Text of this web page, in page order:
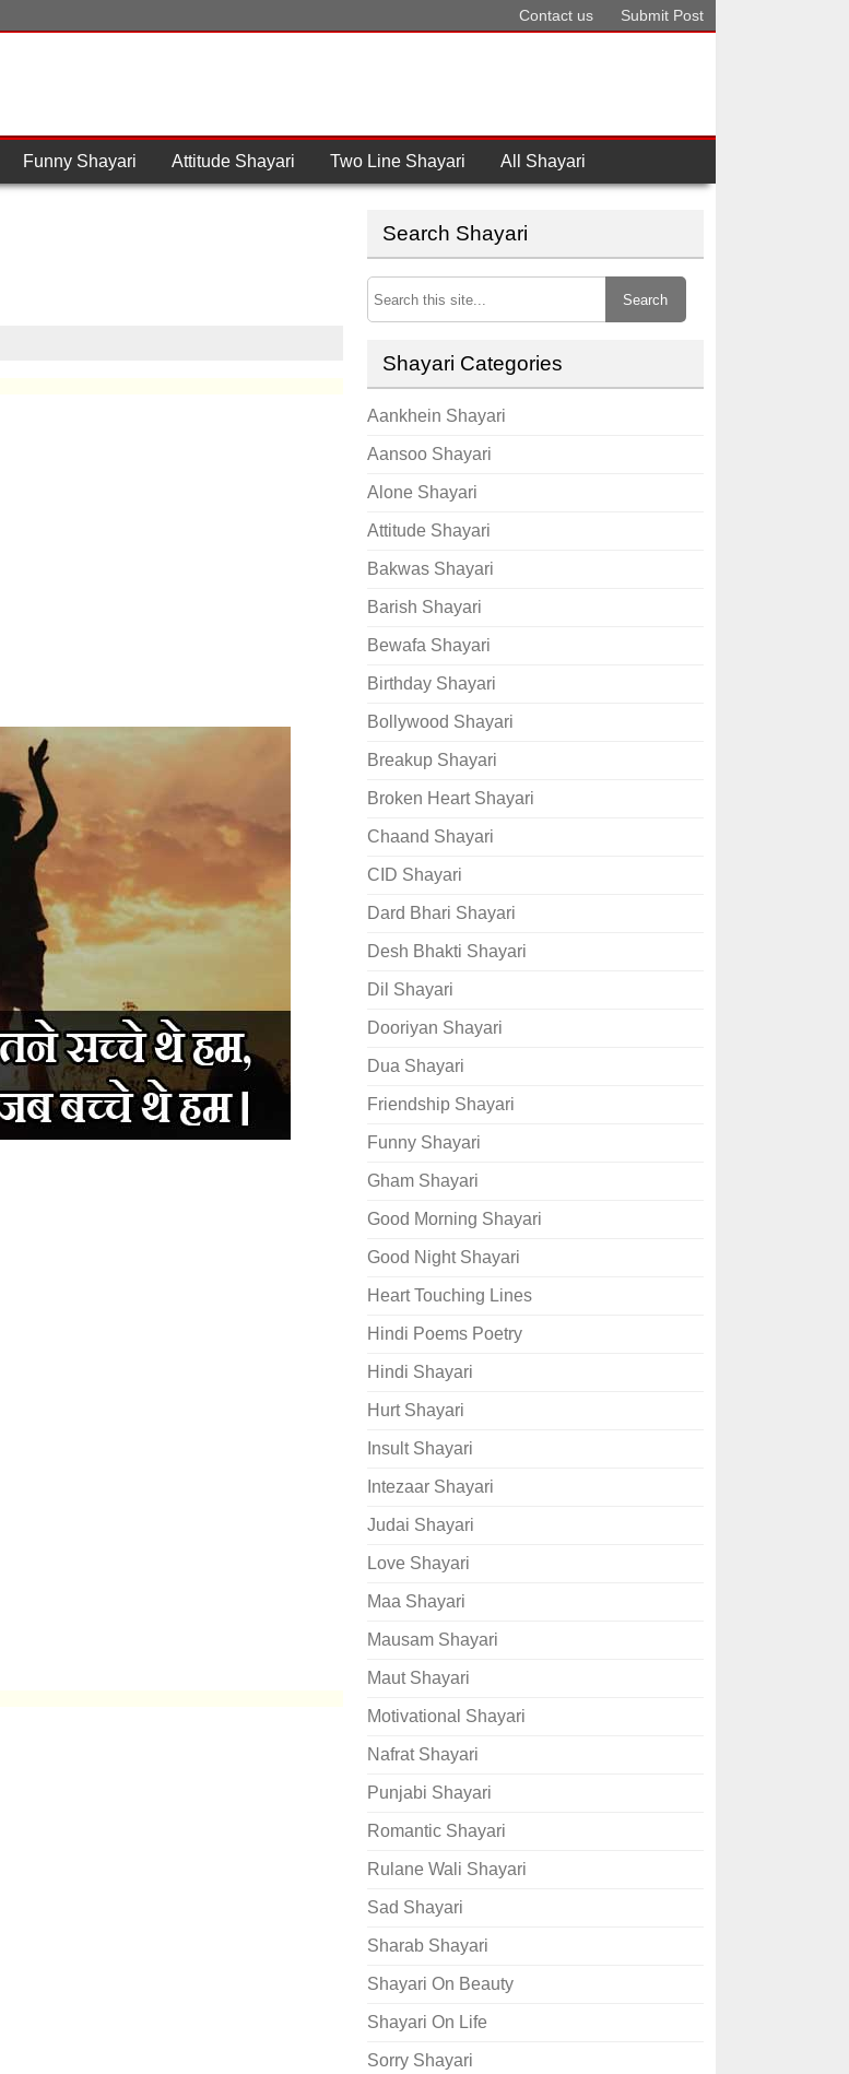
Contact us Submit Post
Funny Shayari Attitude Shayari Two Line Shayari All Shayari
Search Shayari
Search
Shayari Categories
Aankhein Shayari
Aansoo Shayari
Alone Shayari
Attitude Shayari
Bakwas Shayari
Barish Shayari
Bewafa Shayari
Birthday Shayari
Bollywood Shayari
Breakup Shayari
Broken Heart Shayari
Chaand Shayari
CID Shayari
Dard Bhari Shayari
Desh Bhakti Shayari
Dil Shayari
Dooriyan Shayari
Dua Shayari
Friendship Shayari
Funny Shayari
Gham Shayari
Good Morning Shayari
Good Night Shayari
Heart Touching Lines
Hindi Poems Poetry
Hindi Shayari
Hurt Shayari
Insult Shayari
Intezaar Shayari
Judai Shayari
Love Shayari
Maa Shayari
Mausam Shayari
Maut Shayari
Motivational Shayari
Nafrat Shayari
Punjabi Shayari
Romantic Shayari
Rulane Wali Shayari
Sad Shayari
Sharab Shayari
Shayari On Beauty
Shayari On Life
Sorry Shayari